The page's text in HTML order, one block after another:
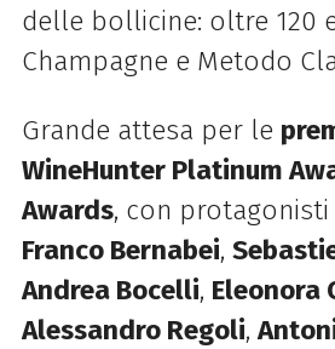
delle bollicine: oltre 120
Champagne e Metodo
Grande attesa per le
WineHunter Platinum
Awards, con
Franco Bernabei,
Andrea Bocelli, Eleonora
Alessandro Regoli,